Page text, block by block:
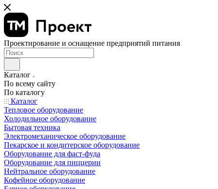
Проектирование и оснащение предприятий питания
Каталог
По всему сайту
По каталогу
Каталог
Тепловое оборудование
Холодильное оборудование
Бытовая техника
Электромеханическое оборудование
Пекарское и кондитерское оборудование
Оборудование для фаст-фуда
Оборудование для пиццерии
Нейтральное оборудование
Кофейное оборудование